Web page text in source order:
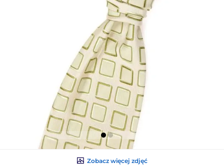
Zobacz więcej zdjęć